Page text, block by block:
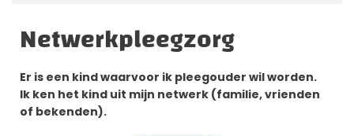
Netwerkpleegzorg
Er is een kind waarvoor ik pleegouder wil worden.
Ik ken het kind uit mijn netwerk (familie, vrienden
of bekenden).